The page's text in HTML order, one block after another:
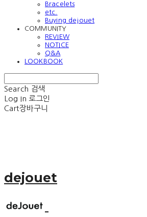
Bracelets
etc.
Buying dejouet
COMMUNITY
REVIEW
NOTICE
Q&A
LOOKBOOK
Search 검색
Log In 로그인
Cart장바구니
dejouet